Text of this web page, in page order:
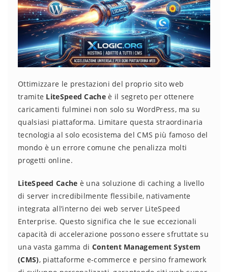
Ottimizzare le prestazioni del proprio sito web
tramite LiteSpeed Cacheè il segreto per ottenere
caricamenti fulminei non solo su WordPress, ma su
qualsiasi piattaforma. Limitare questa straordinaria
tecnologia al solo ecosistema del CMS più famoso del
mondo è un errore comune che penalizza molti
progetti online.
LiteSpeed Cache è una soluzione di caching a livello
di server incredibilmente flessibile, nativamente
integrata all’interno dei web server LiteSpeed
Enterprise. Questo significa che le sue eccezionali
capacità di accelerazione possono essere sfruttate su
una vasta gamma di Content Management System
(CMS), piattaforme e-commerce e persino framework